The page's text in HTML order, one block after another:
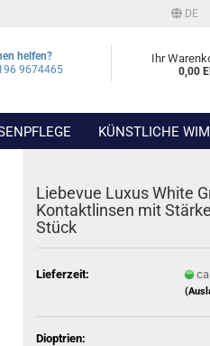
DE
helfen?
9674465
Ihr
0,00
KÜNSTLICHE
Liebevue Luxus White
Kontaktlinsen mit
Stück
Lieferzeit:
Dioptrien: